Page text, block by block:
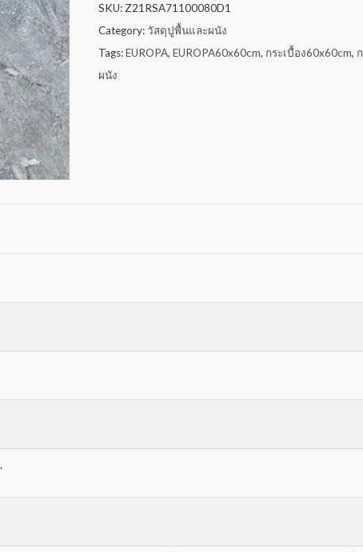
SKU: Z21RSA71100080D1
Category: วัสดุปูพื้นและผนัง
Tags:EUROPA, EUROPA60x60cm, กระเบื้อง60x60cm,
ผนัง